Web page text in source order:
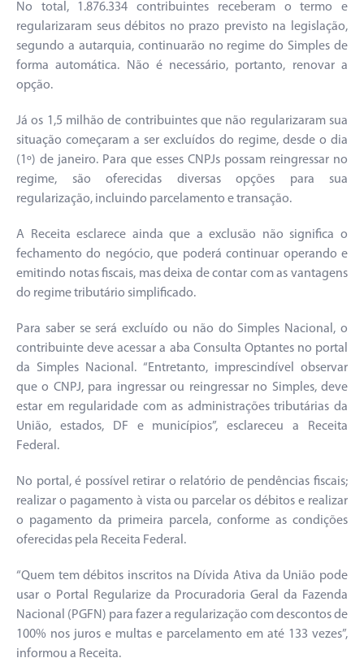
No total, 1.876.334 contribuintes receberam o termo e
regularizaram seus débitos no prazo previsto na legislação,
segundo a autarquia, continuarão no regime do Simples de
forma automática. Não é necessário, portanto, renovar a
opção.
Já os 1,5 milhão de contribuintes que não regularizaram sua
situação começaram a ser excluídos do regime, desde o dia
(1º) de janeiro. Para que esses CNPJs possam reingressar no
regime, são oferecidas diversas opções para sua
regularização, incluindo parcelamento e transação.
A Receita esclarece ainda que a exclusão não significa o
fechamento do negócio, que poderá continuar operando e
emitindo notas fiscais, mas deixa de contar com as vantagens
do regime tributário simplificado.
Para saber se será excluído ou não do Simples Nacional, o
contribuinte deve acessar a aba Consulta Optantes no portal
da Simples Nacional. “Entretanto, imprescindível observar
que o CNPJ, para ingressar ou reingressar no Simples, deve
estar em regularidade com as administrações tributárias da
União, estados, DF e municípios”, esclareceu a Receita
Federal.
No portal, é possível retirar o relatório de pendências fiscais;
realizar o pagamento à vista ou parcelar os débitos e realizar
o pagamento da primeira parcela, conforme as condições
oferecidas pela Receita Federal.
“Quem tem débitos inscritos na Dívida Ativa da União pode
usar o Portal Regularize da Procuradoria Geral da Fazenda
Nacional (PGFN) para fazer a regularização com descontos de
100% nos juros e multas e parcelamento em até 133 vezes”,
informou a Receita.